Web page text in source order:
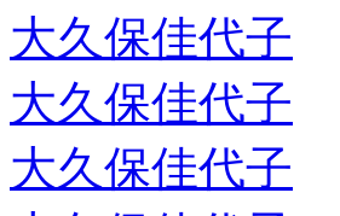
大久保佳代子
大久保佳代子
大久保佳代子